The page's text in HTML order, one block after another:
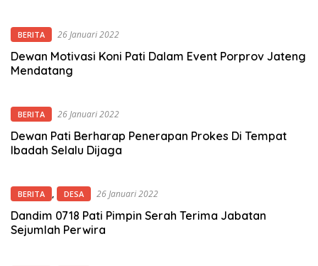
BERITA 26 Januari 2022
Dewan Motivasi Koni Pati Dalam Event Porprov Jateng
Mendatang
BERITA 26 Januari 2022
Dewan Pati Berharap Penerapan Prokes Di Tempat
Ibadah Selalu Dijaga
BERITA , DESA 26 Januari 2022
Dandim 0718 Pati Pimpin Serah Terima Jabatan
Sejumlah Perwira